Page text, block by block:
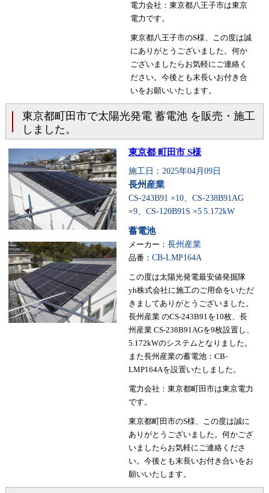
電力会社：東京都八王子市は東京
電力です。
東京都八王子市のS様、この度は誠
にありがとうございました。何か
ございましたらお気軽にご連絡く
ださい。今後とも末長いお付き合
いをお願いいたします。
東京都町田市で太陽光発電 蓄電池 を販売・施工
しました。
東京都 町田市 S様
施工日：2025年04月09日
長州産業
CS-243B91 ×10、CS-238B91AG
×9、CS-120B91S ×5 5.172kW
蓄電池
メーカー： 長州産業
品番： CB-LMP164A
この度は太陽光発電最安値発掘隊
yh株式会社に施工のご用命をいただ
きましてありがとうございました。
長州産業 のCS-243B91を10枚、長
州産業 CS-238B91AGを9枚設置し、
5.172kWのシステムとなりました。
また長州産業の蓄電池：CB-
LMP164Aを設置いたしました。
電力会社：東京都町田市は東京電力
です。
東京都町田市のS様、この度は誠に
ありがとうございました。何かござ
いましたらお気軽にご連絡くださ
い。今後とも末長いお付き合いをお
願いいたします。